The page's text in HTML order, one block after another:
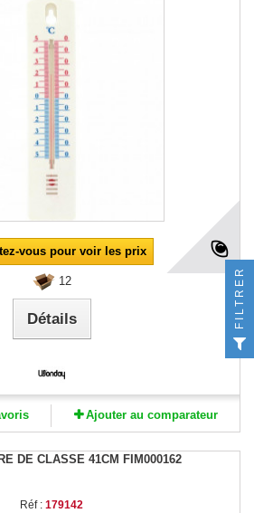
vous pour voir les prix
12
Détails
Ajouter au comparateur
DE CLASSE 41CM FIM000162
Réf : 179142
FILTRER